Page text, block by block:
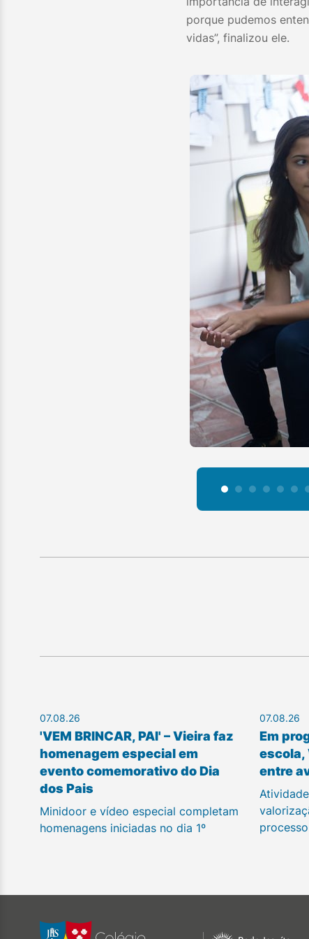
porque pudemos
vidas”, finalizou ele.
07.08.26
'VEM BRINCAR, PAI' – Vieira faz
homenagem especial em
evento comemorativo do Dia
dos Pais
Minidoor e vídeo especial completam
homenagens iniciadas no dia 1º
07.08.26
Em
escola,
entre